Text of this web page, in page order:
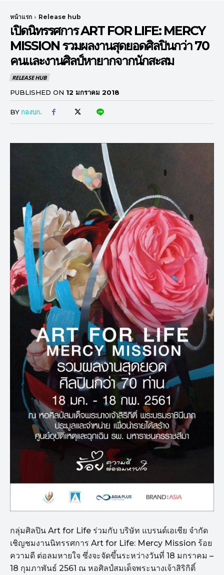
หน้าแรก Release hub
เปิดนิทรรศการ ART FOR LIFE: MERCY
MISSION รวมผลงานสุดยอดศิลปินกว่า 70
คนและงานศิลป์หายากจากนักสะสม
RELEASE HUB
PUBLISHED ON 12 มกราคม 2018
BY กองบก.
กลุ่มศิลปิน Art for Life ร่วมกับ บริษัท แบรนด์เอเชีย จำกัด
เชิญชมงานนิทรรศการ Art for Life: Mercy Mission ร้อย
ความดี ต่อลมหายใจ ซึ่งจะจัดขึ้นระหว่างวันที่ 18 มกราคม –
18 กุมภาพันธ์ 2561 ณ หอศิลป์สมเด็จพระนางเจ้าสิริกิติ์